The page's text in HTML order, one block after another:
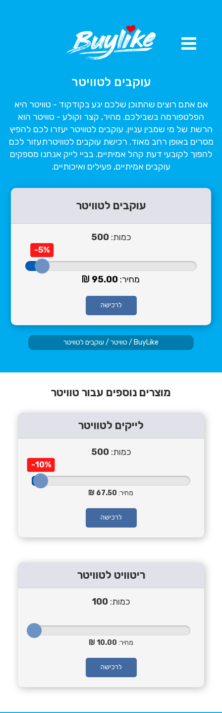
עוקבים לטוויטר
אם אתם רוצים שהתוכן שלכם יגע בקודקוד - טוויטר היא
הפלטפורמה בשבילכם. מהיר, קצר וקולע - טוויטר הוא
הרשת של מי שמבין עניין. עוקבים לטוויטר יעזרו לכם להפיץ
מסרים באופן רחב מאוד. רכישת עוקבים לטוויטרתעזור לכם
להפוך לקובעי דעת קהל אמיתיים. בביי לייק אנחנו מספקים
עוקבים אמיתיים, פעילים ואיכותיים.
עוקבים לטוויטר
כמות:500
-5%
מחיר: 95.00
לרכישה
BuyLike
/ טוויטר / עוקבים לטוויטר
מוצרים נוספים עבור טוויטר
לייקים לטוויטר
כמות:500
-10%
מחיר: 67.50
לרכישה
ריטוויט לטוויטר
כמות: 100
מחיר: 10.00
לרכישה